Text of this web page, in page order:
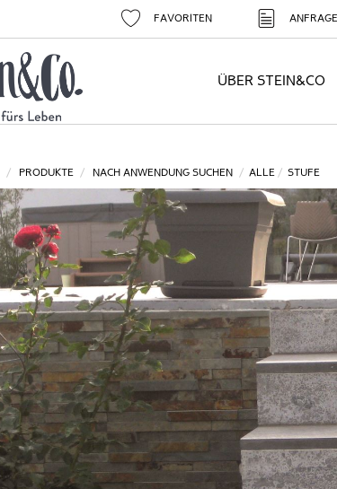
FAVORITEN
ÜBER STEIN&CO
PRODUKTE NACH ANWENDUNG SUCHEN ALLE STUFE